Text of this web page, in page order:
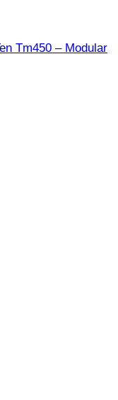
Tm450 – Modular